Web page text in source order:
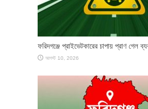
ফরিদগঞ্জে প্রাইভেটকারের চাপায় প্রাণ গেল
আগস্ট 10, 2026